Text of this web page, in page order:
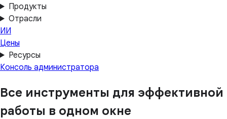
Продукты
Отрасли
ИИ
Цены
Ресурсы
Консоль администратора
Все инструменты для эффективной
работы в одном окне